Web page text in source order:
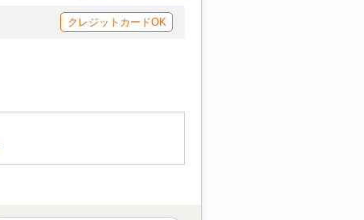
クレジットカードOK